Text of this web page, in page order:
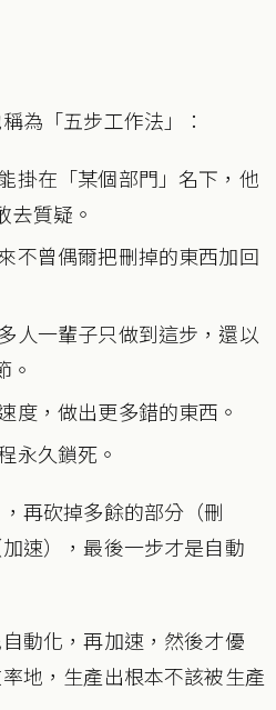
為「五步工作法」：
掛在「某個部門」名下，他
去質疑。
不曾偶爾把刪掉的東西加回
人一輩子只做到這步，還以
。
度，做出更多錯的東西。
永久鎖死。
再砍掉多餘的部分（刪
速），最後一步才是自動
動化，再加速，然後才優
地，生產出根本不該被生產